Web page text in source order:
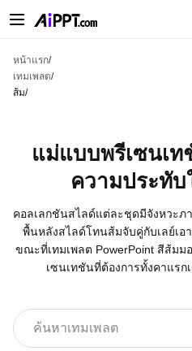
หน้าแรก/
เทมเพลต/
ส้ม/
แม่แบบพรีเซนเ
ความประทับ
คอลเลกชันสไลด์แต่ละชุดมีจังหวะภา
พื้นหลังสไลด์โทนส้มจับคู่กับเลย์เอ
ขณะที่เทมเพลต PowerPoint สีส้ม
เซนเทชันที่ต้องการทั้งคาแรก